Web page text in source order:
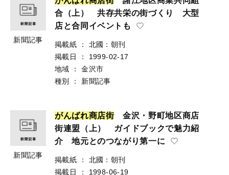
新聞記事
合（上） 共存共栄の街づくり 大型
店と合同イベントも
掲載紙 ：
北國：朝刊
掲載日
：
1999-02-17
地域
：
金沢市
種別
： 新聞記事
新聞記事
がんばれ商店街金沢・野町地区商店
街連盟（上） ガイドブックで魅力紹
介 地元とのつながり第一に
掲載紙 ：
北國：朝刊
掲載日
：
1998-06-19